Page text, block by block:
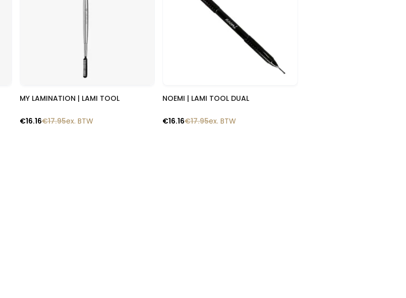
Snelle blik
MY LAMINATION | LAMI TOOL
€17.95
€16.16 ex. BTW
Snelle blik
NOEMI | LAMI TOOL DUAL
€17.95
€16.16 ex. BTW